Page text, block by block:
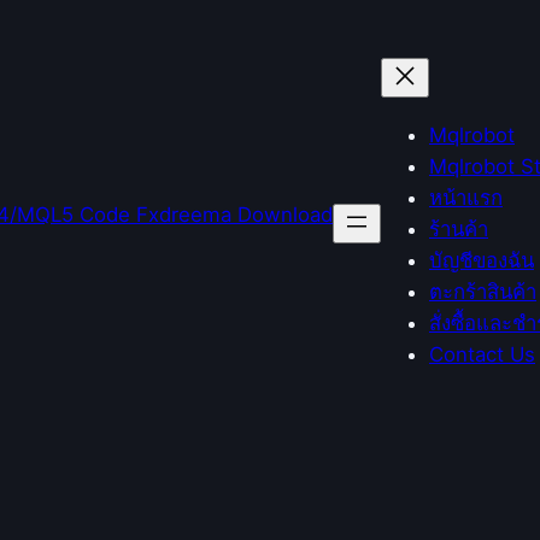
Mqlrobot
Mqlrobot
หน้าแรก
ร้านค้า
บัญชีของฉัน
ตะกร้าสินค้า
สั่งซื้อและชำ
Contact Us